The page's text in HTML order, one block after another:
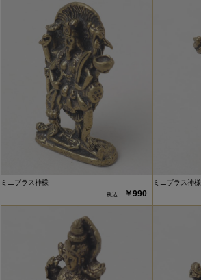
ミニブラス神様
￥990
ミニブラス神様